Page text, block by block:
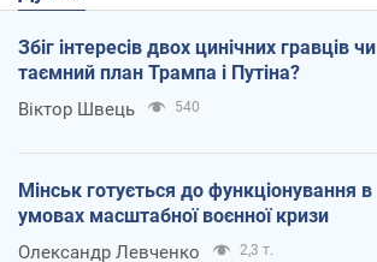
Збіг інтересів двох цинічних гравців чи
таємний план Трампа і Путіна?
Віктор Швець 540
Мінськ готується до функціонування в
умовах масштабної воєнної кризи
Олександр Левченко 2,3 т.